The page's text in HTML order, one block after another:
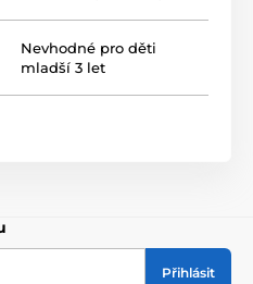
x 2 cm
Nevhodné pro děti
mladší 3 let
Přihlásit